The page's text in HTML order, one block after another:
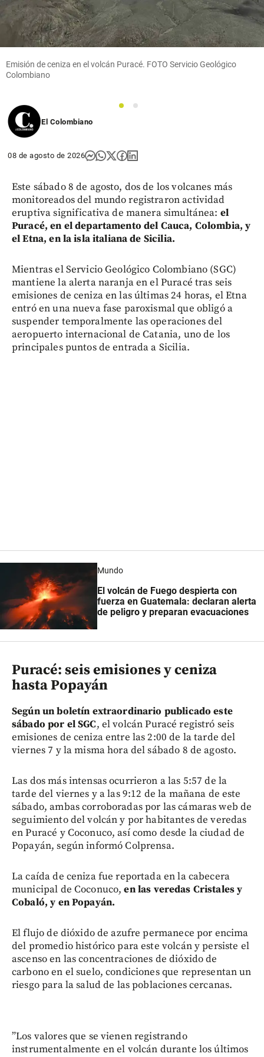
de los
asesinos
de Julián
en Las
share
Emisión de ceniza en el volcán Puracé. FOTO Servicio Geológico
Colombiano
1
2
El Colombiano
08 de agosto de 2026
Este sábado 8 de agosto, dos de los volcanes más
monitoreados del mundo registraron actividad
eruptiva significativa de manera simultánea: el
Puracé, en el departamento del Cauca, Colombia, y
el Etna, en la isla italiana de Sicilia.
Mientras el Servicio Geológico Colombiano (SGC)
mantiene la alerta naranja en el Puracé tras seis
emisiones de ceniza en las últimas 24 horas, el Etna
entró en una nueva fase paroxismal que obligó a
suspender temporalmente las operaciones del
aeropuerto internacional de Catania, uno de los
principales puntos de entrada a Sicilia.
Mundo
El volcán de Fuego despierta con
fuerza en Guatemala: declaran alerta
de peligro y preparan evacuaciones
Puracé: seis emisiones y ceniza
hasta Popayán
Según un boletín extraordinario publicado este
sábado por el SGC, el volcán Puracé registró seis
emisiones de ceniza entre las 2:00 de la tarde del
viernes 7 y la misma hora del sábado 8 de agosto.
Las dos más intensas ocurrieron a las 5:57 de la
tarde del viernes y a las 9:12 de la mañana de este
sábado, ambas corroboradas por las cámaras web de
seguimiento del volcán y por habitantes de veredas
en Puracé y Coconuco, así como desde la ciudad de
Popayán, según informó Colprensa.
La caída de ceniza fue reportada en la cabecera
municipal de Coconuco,en las veredas Cristales y
Cobaló, y en Popayán.
El flujo de dióxido de azufre permanece por encima
del promedio histórico para este volcán y persiste el
ascenso en las concentraciones de dióxido de
carbono en el suelo, condiciones que representan un
riesgo para la salud de las poblaciones cercanas.
”Los valores que se vienen registrando
instrumentalmente en el volcán durante los últimos